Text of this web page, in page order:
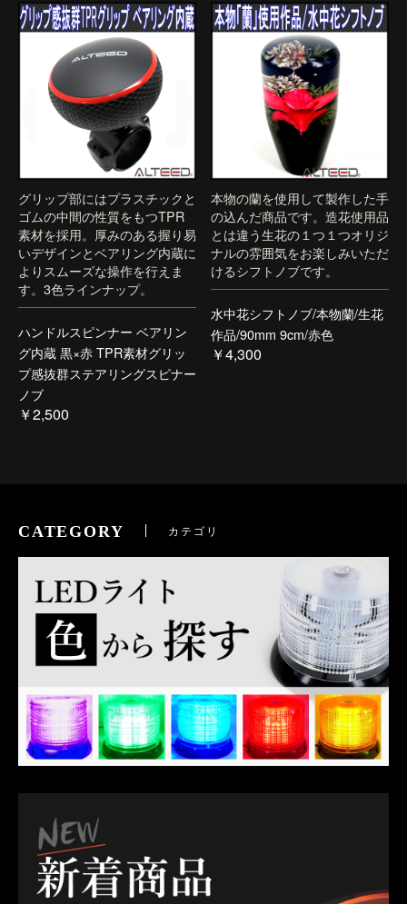
グリップ部にはプラスチックと
ゴムの中間の性質をもつTPR
素材を採用。厚みのある握り易
いデザインとベアリング内蔵に
よりスムーズな操作を行えま
す。3色ラインナップ。
ハンドルスピンナー ベアリン
グ内蔵 黒×赤 TPR素材グリッ
プ感抜群ステアリングスピナー
ノブ
￥2,500
本物の蘭を使用して製作した手
の込んだ商品です。造花使用品
とは違う生花の１つ１つオリジ
ナルの雰囲気をお楽しみいただ
けるシフトノブです。
水中花シフトノブ/本物蘭/生花
作品/90mm 9cm/赤色
￥4,300
CATEGORY カテゴリ